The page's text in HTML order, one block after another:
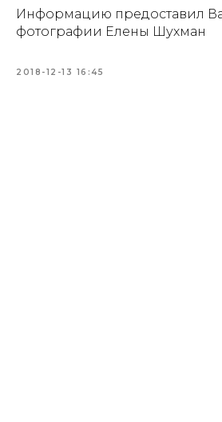
Информацию предоставил
фотографии Елены Шухман
2018-12-13 16:45